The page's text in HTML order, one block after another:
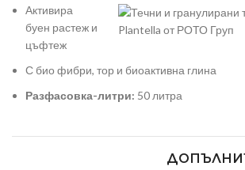
Активира
буен растеж и
цъфтеж
С био фибри, тор и биоактивна глина
Разфасовка-литри: 50 литра